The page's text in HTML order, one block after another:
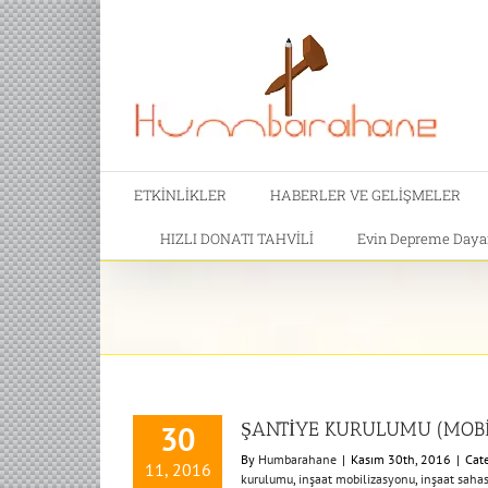
ETKİNLİKLER HABERLER VE GELİŞMELER
HIZLI DONATI TAHVİLİ Evin Depreme
30
11, 2016
ŞANTİYE KURULUMU
By Humbarahane | Kasım 30th, 2016 |
kurulumu, inşaat mobilizasyonu, inşaat